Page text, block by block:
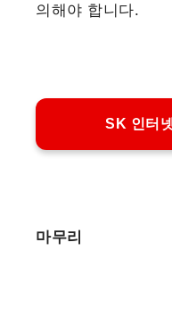
의해야 합니다.
SK 인터
마무리